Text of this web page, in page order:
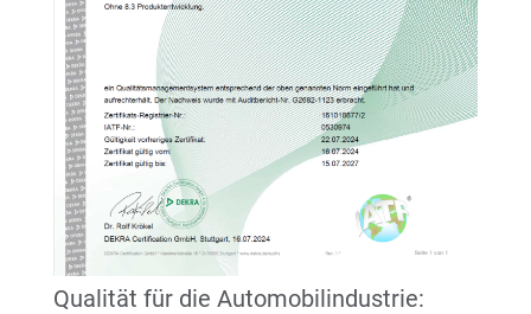
Qualität für die Automobilindustrie: